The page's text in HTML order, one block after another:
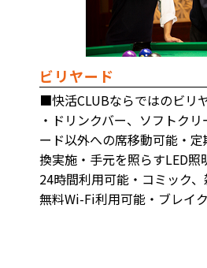
ビリヤード
■快活CLUBならではのビリ
・ドリンクバー、ソフトク
ード以外への席移動可能・
換実施・手元を照らすLED照
24時間利用可能・コミック、
無料Wi-Fi利用可能・ブレイ